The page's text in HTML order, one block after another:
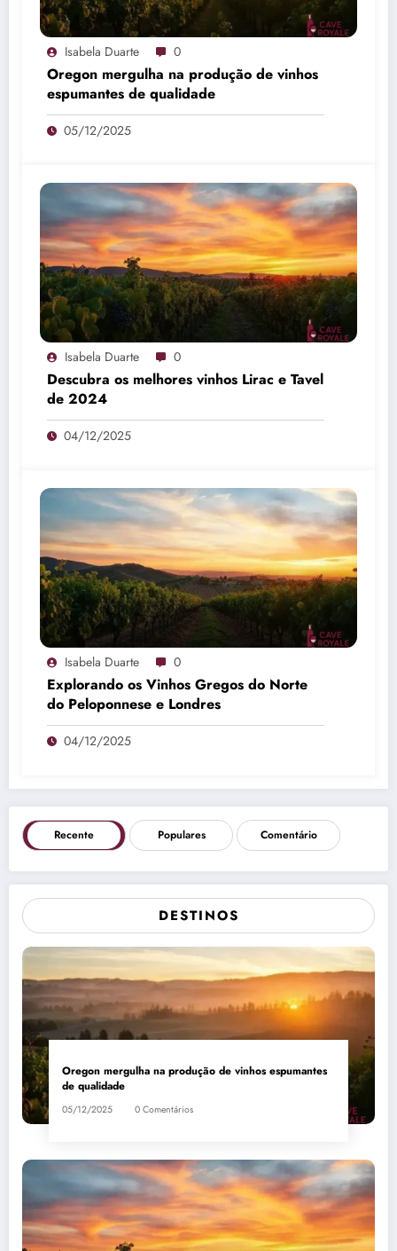
Isabela Duarte 0
Oregon mergulha na produção de vinhos
espumantes de qualidade
05/12/2025
Isabela Duarte 0
Descubra os melhores vinhos Lirac e Tavel
de 2024
04/12/2025
Isabela Duarte 0
Explorando os Vinhos Gregos do Norte
do Peloponnese e Londres
04/12/2025
Recente Populares Comentário
DESTINOS
Oregon mergulha na produção de vinhos espumantes
de qualidade
05/12/2025 0 Comentários